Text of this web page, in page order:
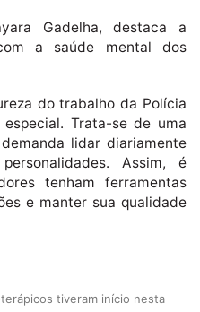
Gadelha, destaca a
a saúde mental dos
do trabalho da Polícia
Trata-se de uma
lidar diariamente
Assim, é
tenham ferramentas
e manter sua qualidade
tiveram início nesta